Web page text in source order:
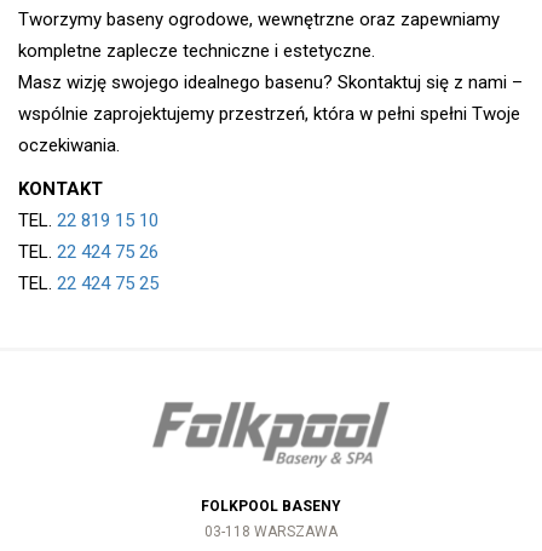
Tworzymy baseny ogrodowe, wewnętrzne oraz zapewniamy
kompletne zaplecze techniczne i estetyczne.
Masz wizję swojego idealnego basenu? Skontaktuj się z nami –
wspólnie zaprojektujemy przestrzeń, która w pełni spełni Twoje
oczekiwania.
KONTAKT
TEL. 22 819 15 10
TEL. 22 424 75 26
TEL. 22 424 75 25
FOLKPOOL BASENY
03-118 WARSZAWA